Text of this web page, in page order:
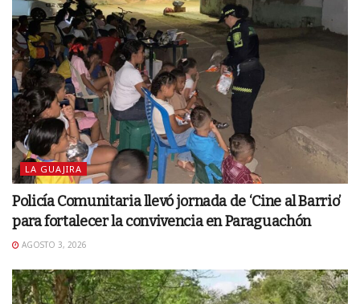
LA GUAJIRA
Policía Comunitaria llevó jornada de ‘Cine al Barrio’
para fortalecer la convivencia en Paraguachón
AGOSTO 3, 2026